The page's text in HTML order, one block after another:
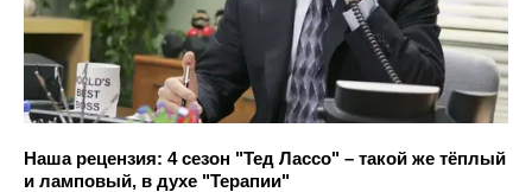
Наша рецензия: 4 сезон "Тед Лассо" – такой же тёплый
и ламповый, в духе "Терапии"